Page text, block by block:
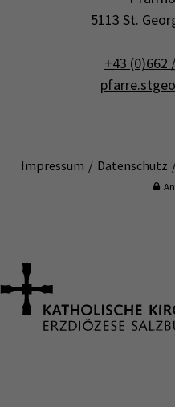
5113 St.
+43 (0)662
Impressum Datenschutz